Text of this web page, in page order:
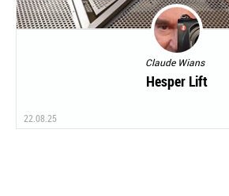
Claude Wians
Hesper Lift
22.08.25